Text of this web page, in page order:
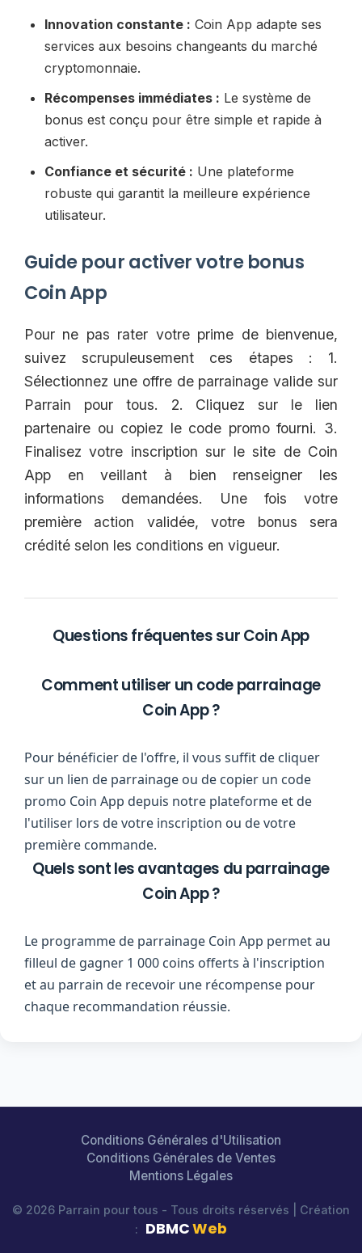
Innovation constante : Coin App adapte ses
services aux besoins changeants du marché
cryptomonnaie.
Récompenses immédiates : Le système de
bonus est conçu pour être simple et rapide à
activer.
Confiance et sécurité : Une plateforme
robuste qui garantit la meilleure expérience
utilisateur.
Guide pour activer votre bonus
Coin App
Pour ne pas rater votre prime de bienvenue,
suivez scrupuleusement ces étapes : 1.
Sélectionnez une offre de parrainage valide sur
Parrain pour tous. 2. Cliquez sur le lien
partenaire ou copiez le code promo fourni. 3.
Finalisez votre inscription sur le site de Coin
App en veillant à bien renseigner les
informations demandées. Une fois votre
première action validée, votre bonus sera
crédité selon les conditions en vigueur.
Questions fréquentes sur Coin App
Comment utiliser un code parrainage
Coin App ?
Pour bénéficier de l'offre, il vous suffit de cliquer
sur un lien de parrainage ou de copier un code
promo Coin App depuis notre plateforme et de
l'utiliser lors de votre inscription ou de votre
première commande.
Quels sont les avantages du parrainage
Coin App ?
Le programme de parrainage Coin App permet au
filleul de gagner 1 000 coins offerts à l'inscription
et au parrain de recevoir une récompense pour
chaque recommandation réussie.
Conditions Générales d'Utilisation
Conditions Générales de Ventes
Mentions Légales
© 2026 Parrain pour tous - Tous droits réservés | Création
:
DBMCWeb